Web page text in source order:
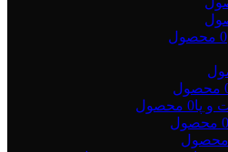
0 محصول
و پا0 محصول
0 محصول